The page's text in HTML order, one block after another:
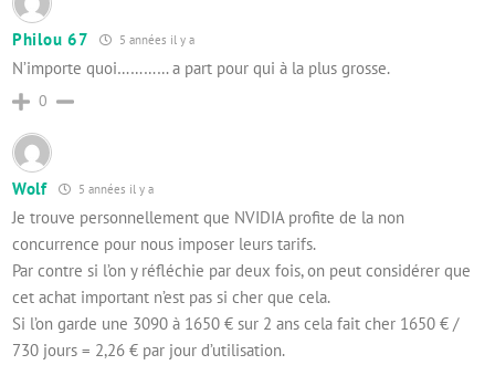
Philou 67 5 années il y a
N’importe quoi………… a part pour qui à la plus grosse.
0
Wolf 5 années il y a
Je trouve personnellement que NVIDIA profite de la non
concurrence pour nous imposer leurs tarifs.
Par contre si l’on y réfléchie par deux fois, on peut considérer que
cet achat important n’est pas si cher que cela.
Si l’on garde une 3090 à 1650 € sur 2 ans cela fait cher 1650 € /
730 jours = 2,26 € par jour d’utilisation.